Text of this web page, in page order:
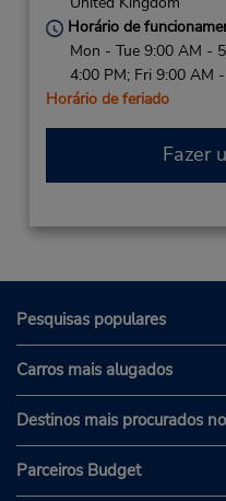
Horário de
Mon - Tue 9:00 AM -
4:00 PM; Fri 9:00 AM
Horário de feriado
Fazer
Pesquisas populares
Carros mais alugados
Destinos mais procurados
Parceiros Budget